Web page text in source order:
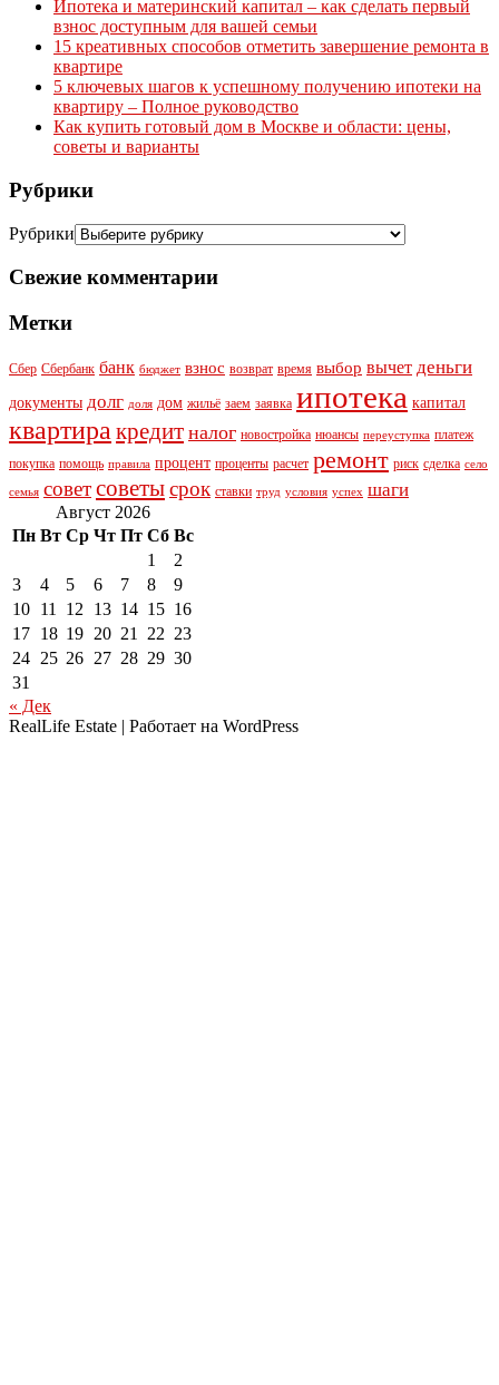
Ипотека и материнский капитал – как сделать первый
взнос доступным для вашей семьи
15 креативных способов отметить завершение ремонта в
квартире
5 ключевых шагов к успешному получению ипотеки на
квартиру – Полное руководство
Как купить готовый дом в Москве и области: цены,
советы и варианты
Рубрики
Рубрики
Свежие комментарии
Метки
Сбер Сбербанк банк бюджет взнос возврат время выбор вычет деньги
документы долг доля дом жильё заем заявка ипотека капитал
квартира кредит налог новостройка нюансы переуступка платеж
покупка помощь правила процент проценты расчет ремонт риск сделка село
семья советсоветысрок ставки труд условия успех шаги
Август 2026
Пн Вт Ср Чт Пт Сб Вс
1
2
3
4 5 6 7 8
9
10 11 12 13 14 15 16
17 18 19 20 21 22 23
24 25 26 27 28 29 30
31
« Дек
RealLife Estate | Работает на WordPress